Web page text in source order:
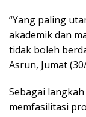
“Yang paling
akademik dan
tidak boleh
Asrun, Jumat
Sebagai
memfasilitasi